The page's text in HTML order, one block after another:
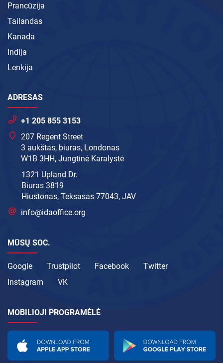
Prancūzija
Tailandas
Kanada
Indija
Lenkija
ADRESAS
+1 205 855 3153
207 Regent Street
3 aukštas, biuras, Londonas
W1B 3HH, Jungtinė Karalystė
1321 Upland Dr.
Biuras 3819
Hiustonas, Teksasas 77043, JAV
info@idaoffice.org
MŪSŲ SOC.
Google Trustpilot Facebook
Twitter
Instagram
VK
MOBILIOJI PROGRAMĖLĖ